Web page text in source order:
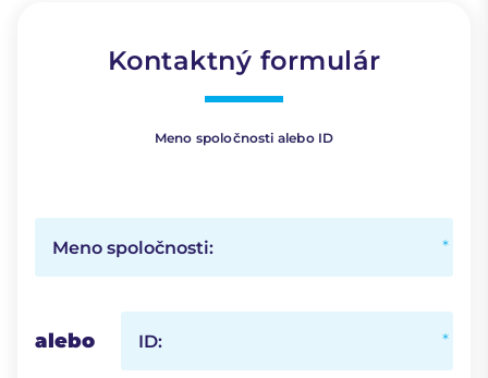
Kontaktný formulár
Meno spoločnosti alebo ID
Meno spoločnosti:
alebo ID: